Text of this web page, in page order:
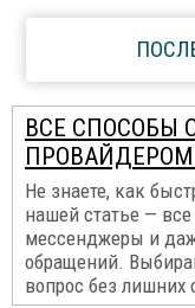
ВСЕ СПОСОБЫ
ПРОВАЙДЕРОМ
Не знаете, как
нашей статье —
мессенджеры и
обращений.
вопрос без